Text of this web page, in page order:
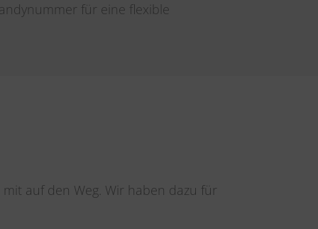
für eine flexible
auf den Weg. Wir haben dazu für